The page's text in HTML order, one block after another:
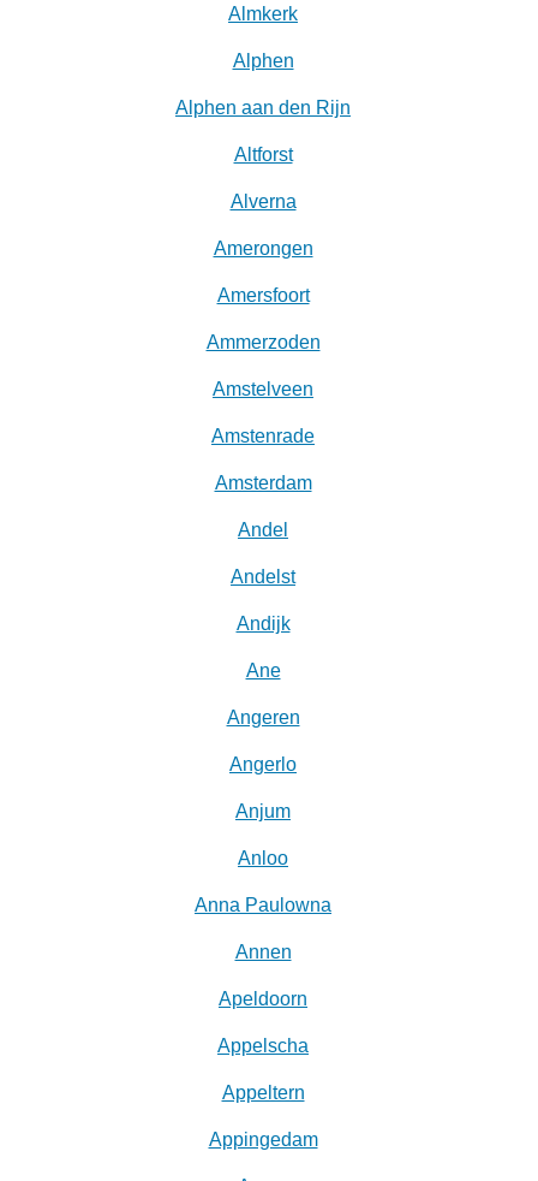
Almkerk
Alphen
Alphen aan den Rijn
Altforst
Alverna
Amerongen
Amersfoort
Ammerzoden
Amstelveen
Amstenrade
Amsterdam
Andel
Andelst
Andijk
Ane
Angeren
Angerlo
Anjum
Anloo
Anna Paulowna
Annen
Apeldoorn
Appelscha
Appeltern
Appingedam